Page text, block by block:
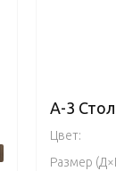
А-3
Цвет:
Размер